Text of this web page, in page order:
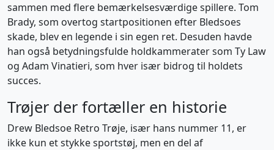
sammen med flere bemærkelsesværdige spillere. Tom
Brady, som overtog startpositionen efter Bledsoes
skade, blev en legende i sin egen ret. Desuden havde
han også betydningsfulde holdkammerater som Ty Law
og Adam Vinatieri, som hver især bidrog til holdets
succes.
Trøjer der fortæller en historie
Drew Bledsoe Retro Trøje, især hans nummer 11, er
ikke kun et stykke sportstøj, men en del af